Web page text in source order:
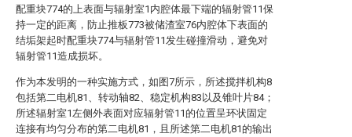
配重块774的上表面与辐射室1内腔体最下端的辐射管11保
持一定的距离，防止推板773被储渣室76内腔体下表面的
结垢架起时配重块774与辐射管11发生碰撞滑动，避免对
辐射管11造成损坏。
作为本发明的一种实施方式，如图7所示，所述搅拌机构8
包括第二电机81、转动轴82、稳定机构83以及锥叶片84；
所述辐射室1左侧外表面对应辐射管11的位置呈环状固定
连接有均匀分布的第二电机81，且所述第二电机81的输出